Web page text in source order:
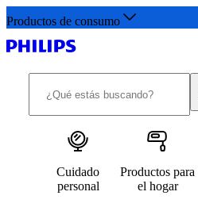
Productos de consumo
Cuidado
personal
Productos para
el hogar